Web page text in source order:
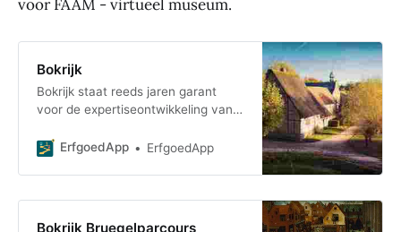
voor FAAM - virtueel museum.
Bokrijk
Bokrijk staat reeds jaren garant
voor de expertiseontwikkeling van
toepassingen ervan in het museum.
ErfgoedApp ErfgoedApp
Bokrijk Bruegelparcours